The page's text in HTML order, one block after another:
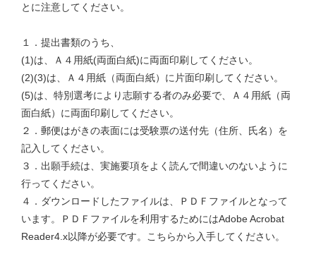
とに注意してください。
１．提出書類のうち、
(1)は、Ａ４用紙(両面白紙)に両面印刷してください。
(2)(3)は、Ａ４用紙（両面白紙）に片面印刷してください。
(5)は、特別選考により志願する者のみ必要で、Ａ４用紙（両
面白紙）に両面印刷してください。
２．郵便はがきの表面には受験票の送付先（住所、氏名）を
記入してください。
３．出願手続は、実施要項をよく読んで間違いのないように
行ってください。
４．ダウンロードしたファイルは、ＰＤＦファイルとなって
います。ＰＤＦファイルを利用するためにはAdobe Acrobat
Reader4.x以降が必要です。こちらから入手してください。